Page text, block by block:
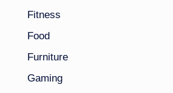
Fitness
Food
Furniture
Gaming